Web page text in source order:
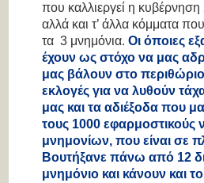
που καλλιεργεί η
αλλά και τ’ άλλα κόμματα
τα 3 μνημόνια.Οι όποιες
έχουν ως στόχο να μας
μας βάλουν στο
εκλογές για να λυθούν
μας και τα αδιέξοδα που
τους 1000 εφαρμοστικούς
μνημονίων, που είναι σε
Βουτήξανε πάνω από 12
μνημόνιο και κάνουν και